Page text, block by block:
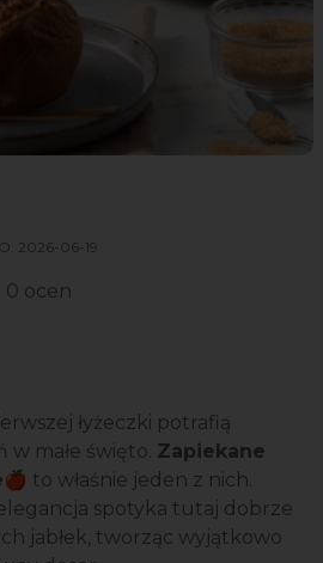
2026-06-19
0 ocen
łyżeczki potrafią
w małe święto. Zapiekane
🍎 to właśnie jeden z nich.
spotyka tutaj dobrze
jabłek, tworząc wyjątkowo